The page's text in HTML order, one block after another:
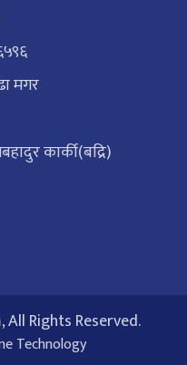
मगर
कार्की(बद्रि)
Rights Reserved.
Technology